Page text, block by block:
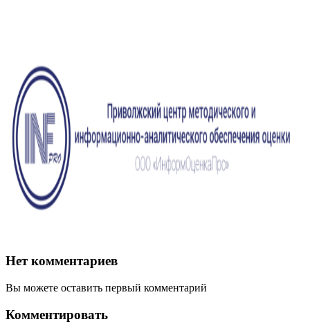
Нет комментариев
Вы можете оставить первый комментарий
Комментировать